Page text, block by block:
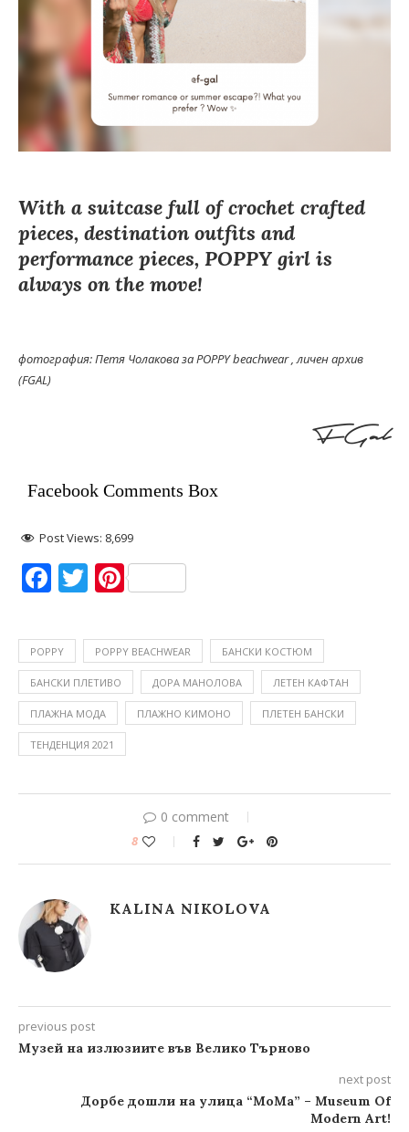
With a suitcase full of crochet crafted
pieces, destination outfits and
performance pieces, POPPY girl is
always on the move!
фотография: Петя Чолакова за POPPY beachwear , личен архив
(FGAL)
FGal
Facebook Comments Box
Post Views: 8,699
Facebook
Twitter
Pinterest
POPPY POPPY BEACHWEAR БАНСКИ КОСТЮМ
БАНСКИ ПЛЕТИВО ДОРА МАНОЛОВА ЛЕТЕН КАФТАН
ПЛАЖНА МОДА ПЛАЖНО КИМОНО ПЛЕТЕН БАНСКИ
ТЕНДЕНЦИЯ 2021
0 comment
8
KALINA NIKOLOVA
previous post
Музей на излюзиите във Велико Търново
next post
Дорбе дошли на улица “MoMa” – Museum Of
Modern Art!